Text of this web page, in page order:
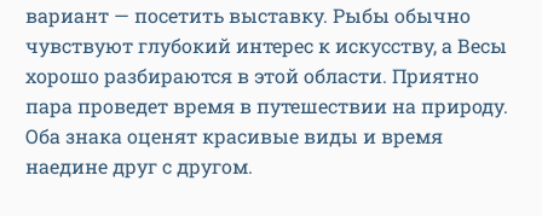
вариант — посетить выставку. Рыбы обычно
чувствуют глубокий интерес к искусству, а Весы
хорошо разбираются в этой области. Приятно
пара проведет время в путешествии на природу.
Оба знака оценят красивые виды и время
наедине друг с другом.